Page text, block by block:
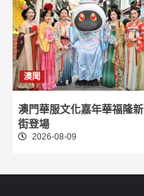
澳聞
澳門華服文化嘉年華福隆新
街登場
2026-08-09